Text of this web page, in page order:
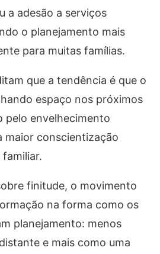
a adesão a serviços
o planejamento mais
para muitas famílias.
que a tendência é que o
espaço nos próximos
pelo envelhecimento
maior conscientização
finitude, o movimento
na forma como os
planejamento: menos
e mais como uma